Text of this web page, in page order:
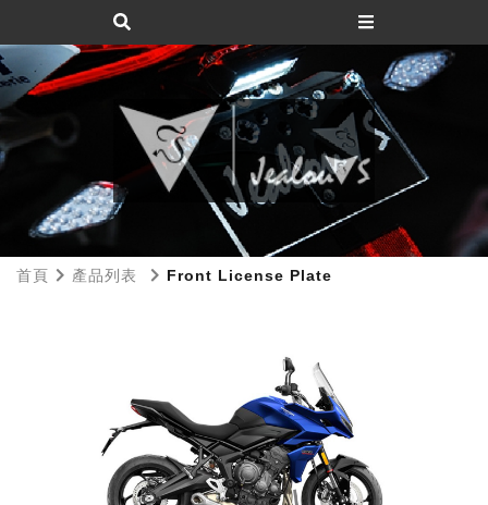
首頁 產品列表 Front License Plate